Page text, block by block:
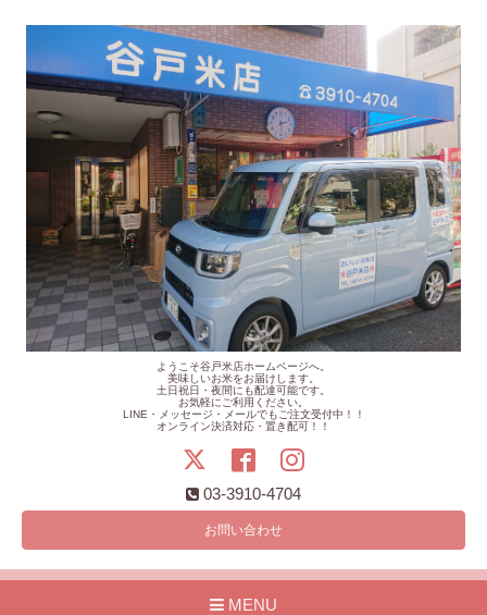
ようこそ谷戸米店ホームページへ。
美味しいお米をお届けします。
土日祝日・夜間にも配達可能です。
お気軽にご利用ください。
LINE・メッセージ・メールでもご注文受付中！！
オンライン決済対応・置き配可！！
03-3910-4704
お問い合わせ
MENU